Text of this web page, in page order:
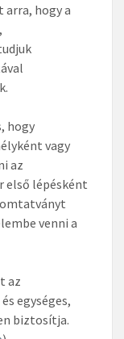
hogy a
hogy
vagy
az
első lépésként
venni a
az
egységes,
biztosítja.